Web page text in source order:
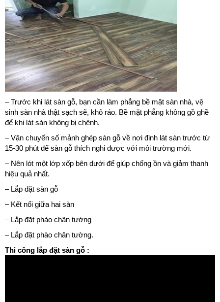
– Trước khi lát sàn gỗ, bạn cần làm phẳng bề mặt sàn nhà, vệ
sinh sàn nhà thật sạch sẽ, khô ráo. Bề mặt phẳng không gồ ghề
để khi lát sàn không bị chênh.
– Vận chuyển số mảnh ghép sàn gỗ về nơi định lát sàn trước từ
15-30 phút để sàn gỗ thích nghi được với môi trường mới.
– Nên lót một lớp xốp bên dưới để giúp chống ồn và giảm thanh
hiệu quả nhất.
– Lắp đặt sàn gỗ
– Kết nối giữa hai sàn
– Lắp đặt phào chân tường
– Lắp đặt phào chân tường.
Thi công lắp đặt sàn gỗ :